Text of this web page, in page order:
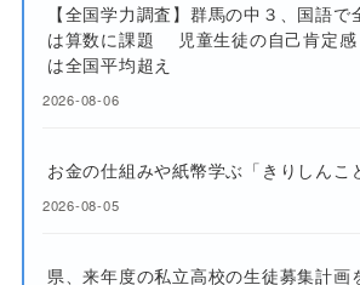
【全国学力調査】群馬の中３、国語
は算数に課題 児童生徒の自己肯定感
は全国平均超え
2026-08-06
お金の仕組みや紙幣学ぶ「きりしんこ
2026-08-05
県、来年度の私立高校の生徒募集計